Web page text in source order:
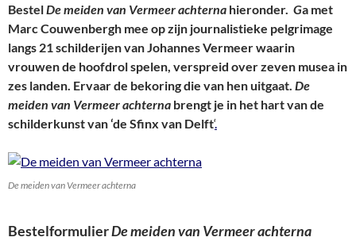
BestelDe meiden van Vermeer achterna hieronder. Ga met
Marc Couwenbergh mee op zijn journalistieke pelgrimage
langs 21 schilderijen van Johannes Vermeer waarin
vrouwen de hoofdrol spelen, verspreid over zeven musea in
zes landen. Ervaar de bekoring die van hen uitgaat. De
meiden van Vermeer achterna brengt je in het hart van de
schilderkunst van ‘de Sfinx van Delft‘.
De meiden van Vermeer achterna
BestelformulierDe meiden van Vermeer achterna